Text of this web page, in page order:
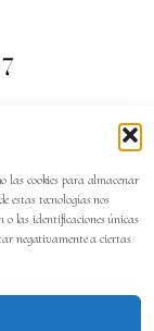
las cookies para almacenar
estas tecnologías nos
o las identificaciones únicas
negativamente a ciertas